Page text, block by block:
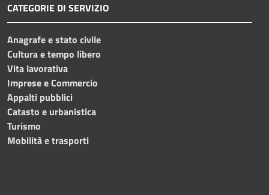
CATEGORIE DI SERVIZIO
Anagrafe e stato civile
Cultura e tempo libero
Vita lavorativa
Imprese e Commercio
Appalti pubblici
Catasto e urbanistica
Turismo
Mobilità e trasporti